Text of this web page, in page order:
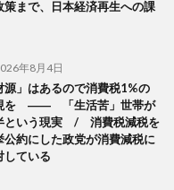
策まで、日本経済再生への課
年8月4日
源」はあるので消費税1%の
を ―― 「生活苦」世帯が
という現実 / 消費税減税を
公約にした政党が消費減税に
している